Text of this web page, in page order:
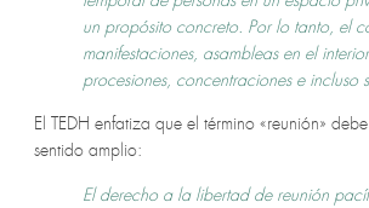
un propósito concreto. Por lo tanto, el
manifestaciones, asambleas en el
procesiones, concentraciones e incluso
El TEDH enfatiza que el término «reunión»
sentido amplio:
El derecho a la libertad de reunión